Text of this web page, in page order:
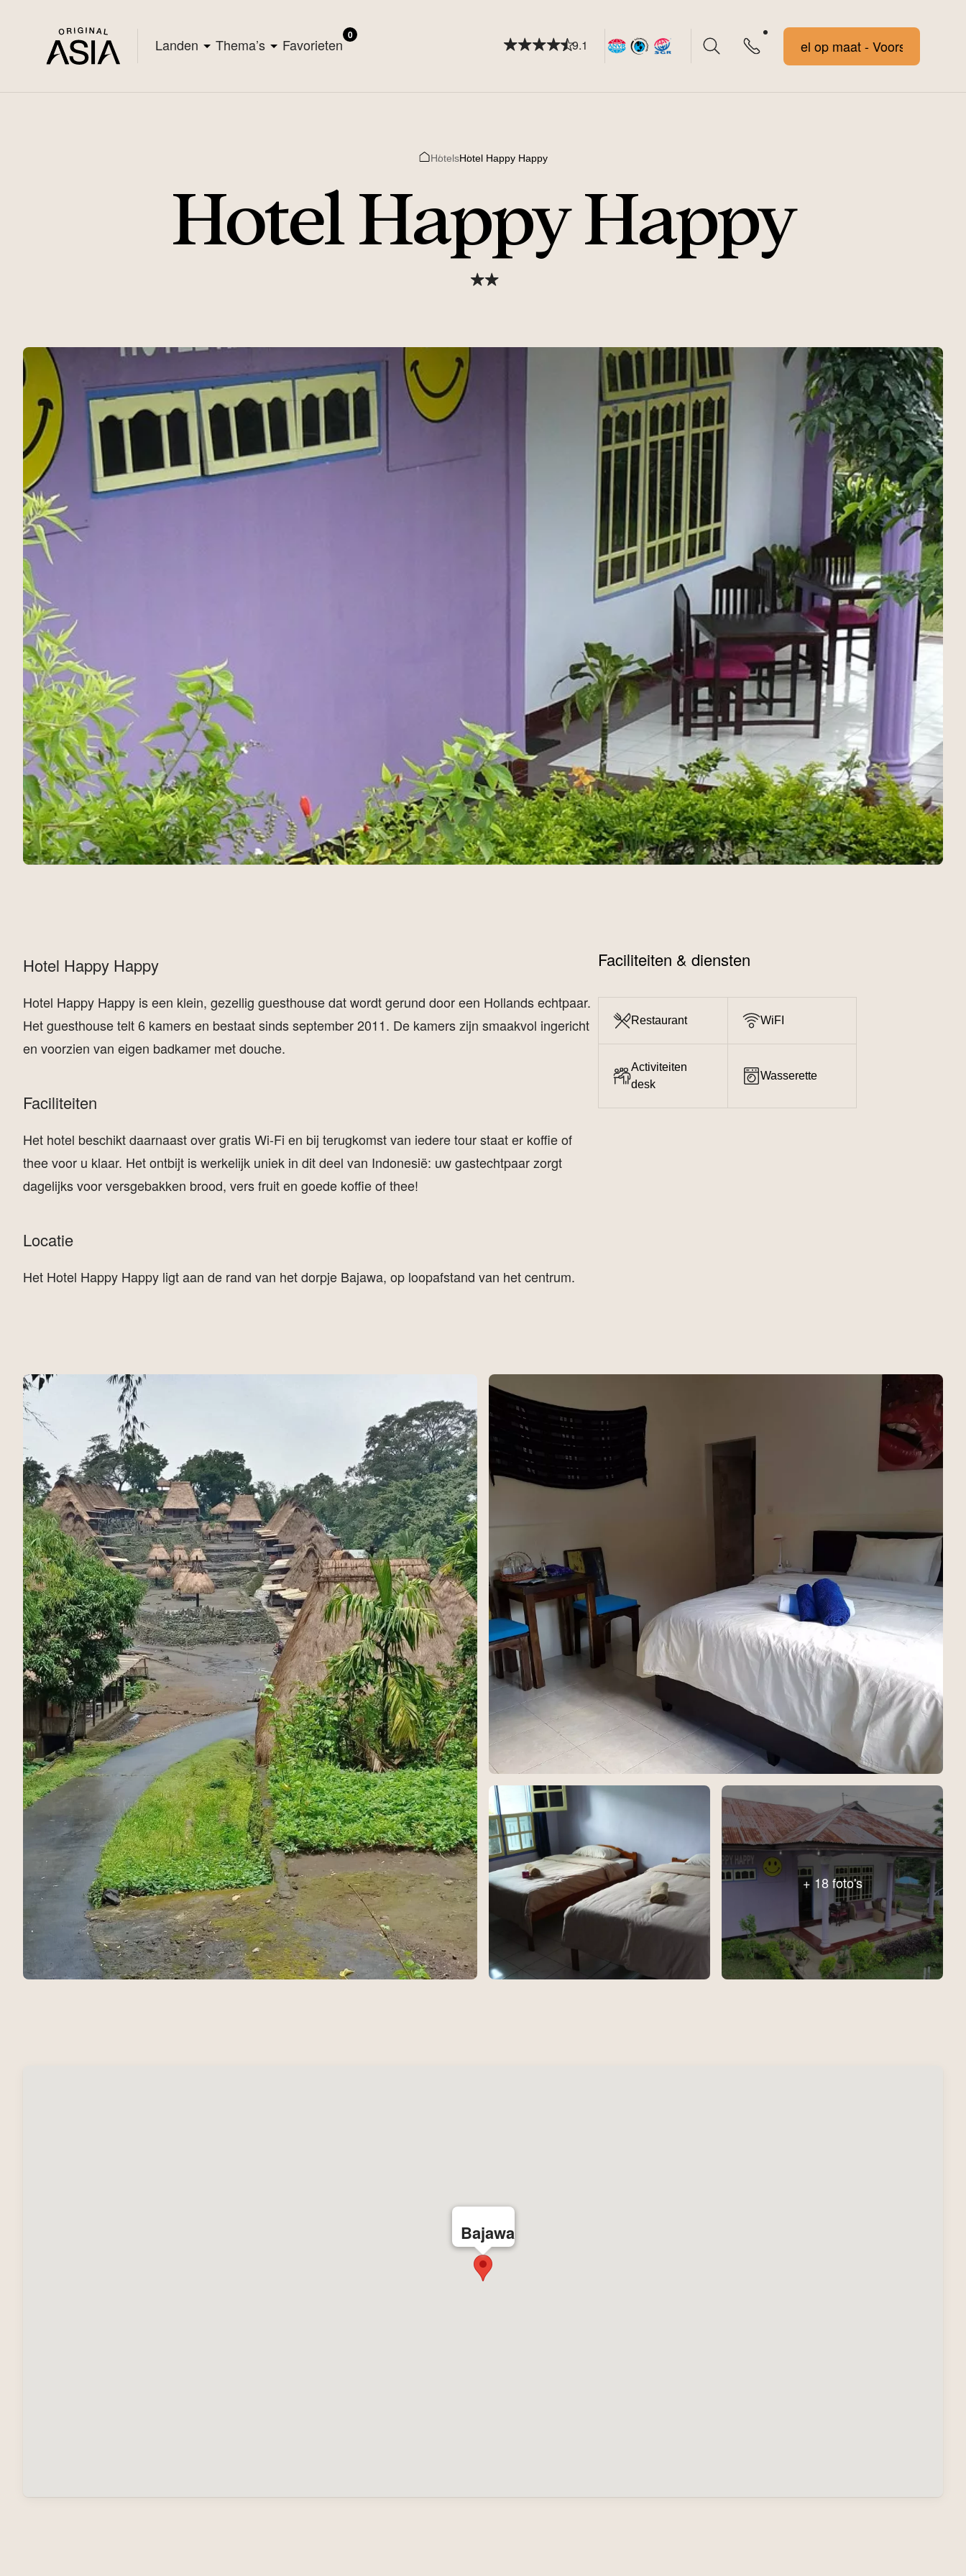
Landen Thema’s Favorieten
0
9.1 Voorstel op maat - Voorstel op maat
HotelsHotel Happy Happy
Hotel Happy Happy
Hotel Happy Happy
Hotel Happy Happy is een klein, gezellig guesthouse dat wordt gerund door een Hollands echtpaar.
Het guesthouse telt 6 kamers en bestaat sinds september 2011. De kamers zijn smaakvol ingericht
en voorzien van eigen badkamer met douche.
Faciliteiten
Het hotel beschikt daarnaast over gratis Wi-Fi en bij terugkomst van iedere tour staat er koffie of
thee voor u klaar. Het ontbijt is werkelijk uniek in dit deel van Indonesië: uw gastechtpaar zorgt
dagelijks voor versgebakken brood, vers fruit en goede koffie of thee!
Locatie
Het Hotel Happy Happy ligt aan de rand van het dorpje Bajawa, op loopafstand van het centrum.
Faciliteiten & diensten
Restaurant WiFI
Activiteiten
desk
Wasserette
+ 18 foto's
Bajawa